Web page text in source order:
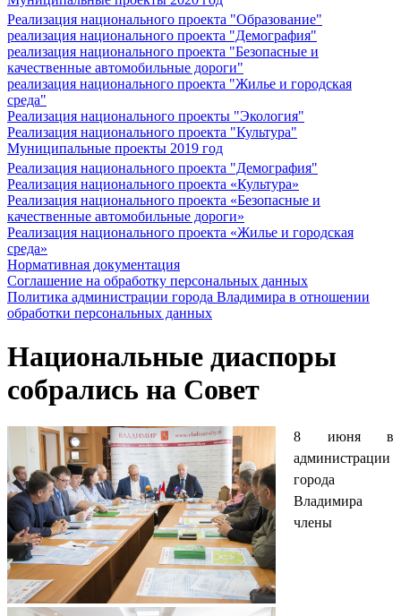
Реализация национального проекта "Образование"
реализация национального проекта "Демография"
реализация национального проекта "Безопасные и
качественные автомобильные дороги"
реализация национального проекта "Жилье и городская
среда"
Реализация национального проекты "Экология"
Реализация национального проекта "Культура"
Муниципальные проекты 2019 год
Реализация национального проекта "Демография"
Реализация национального проекта «Культура»
Реализация национального проекта «Безопасные и
качественные автомобильные дороги»
Реализация национального проекта «Жилье и городская
среда»
Нормативная документация
Соглашение на обработку персональных данных
Политика администрации города Владимира в отношении
обработки персональных данных
Национальные диаспоры
собрались на Совет
8 июня в
администрации
города
Владимира
члены